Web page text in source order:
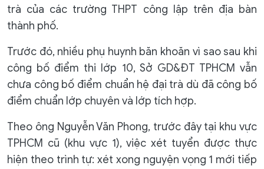
trà của các trường THPT công lập trên địa bàn
thành phố.
Trước đó, nhiều phụ huynh băn khoăn vì sao sau khi
công bố điểm thi lớp 10, Sở GD&ĐT TPHCM vẫn
chưa công bố điểm chuẩn hệ đại trà dù đã công bố
điểm chuẩn lớp chuyên và lớp tích hợp.
Theo ông Nguyễn Văn Phong, trước đây tại khu vực
TPHCM cũ (khu vực 1), việc xét tuyển được thực
hiện theo trình tự: xét xong nguyện vọng 1 mới tiếp